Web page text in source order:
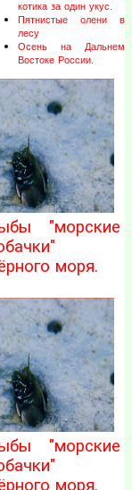
котика за один укус.
Пятнистые олени в
лесу
Осень на Дальнем
Востоке России.
"морские
моря.
"морские
моря.